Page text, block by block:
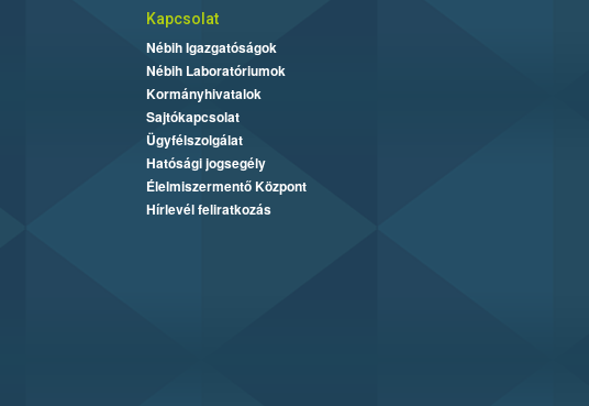
Kapcsolat
Nébih Igazgatóságok
Nébih Laboratóriumok
Kormányhivatalok
Sajtókapcsolat
Ügyfélszolgálat
Hatósági jogsegély
Élelmiszermentő Központ
Hírlevél feliratkozás